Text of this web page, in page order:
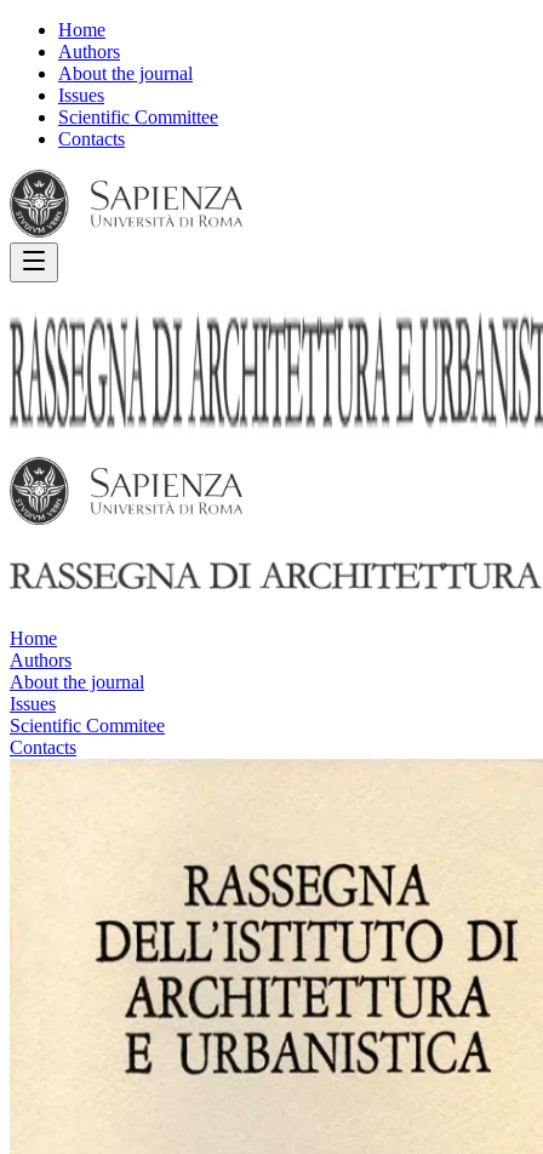
Home
Authors
About the journal
Issues
Scientific Committee
Contacts
Home
Authors
About the journal
Issues
Scientific Commitee
Contacts